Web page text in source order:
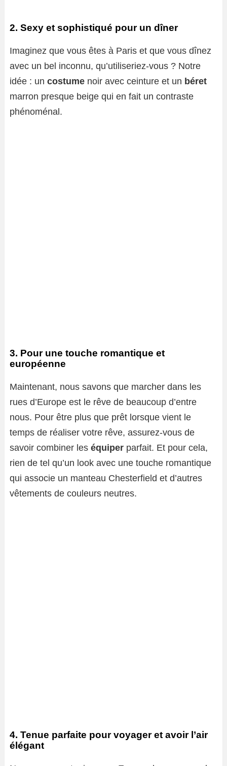
2. Sexy et sophistiqué pour un dîner
Imaginez que vous êtes à Paris et que vous dînez
avec un bel inconnu, qu’utiliseriez-vous ? Notre
idée : un costume noir avec ceinture et un béret
marron presque beige qui en fait un contraste
phénoménal.
3. Pour une touche romantique et
européenne
Maintenant, nous savons que marcher dans les
rues d’Europe est le rêve de beaucoup d’entre
nous. Pour être plus que prêt lorsque vient le
temps de réaliser votre rêve, assurez-vous de
savoir combiner les équiper parfait. Et pour cela,
rien de tel qu’un look avec une touche romantique
qui associe un manteau Chesterfield et d’autres
vêtements de couleurs neutres.
4. Tenue parfaite pour voyager et avoir l’air
élégant